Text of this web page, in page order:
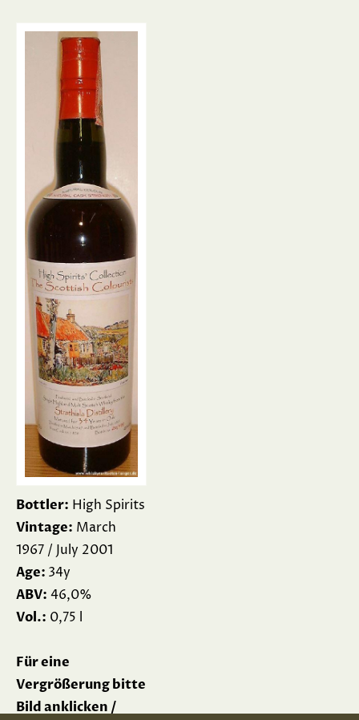
Bottler: High Spirits
Vintage: March
1967 / July 2001
Age: 34y
ABV: 46,0%
Vol.: 0,75 l
Für eine
Vergrößerung bitte
Bild anklicken /